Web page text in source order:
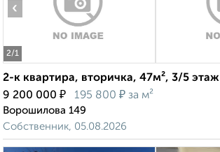
2/1
‹
2-к квартира, вторичка, 47м², 3/5 этаж
9 200 000 ₽ 195 800 ₽ за м²
Ворошилова 149
Собственник, 05.08.2026